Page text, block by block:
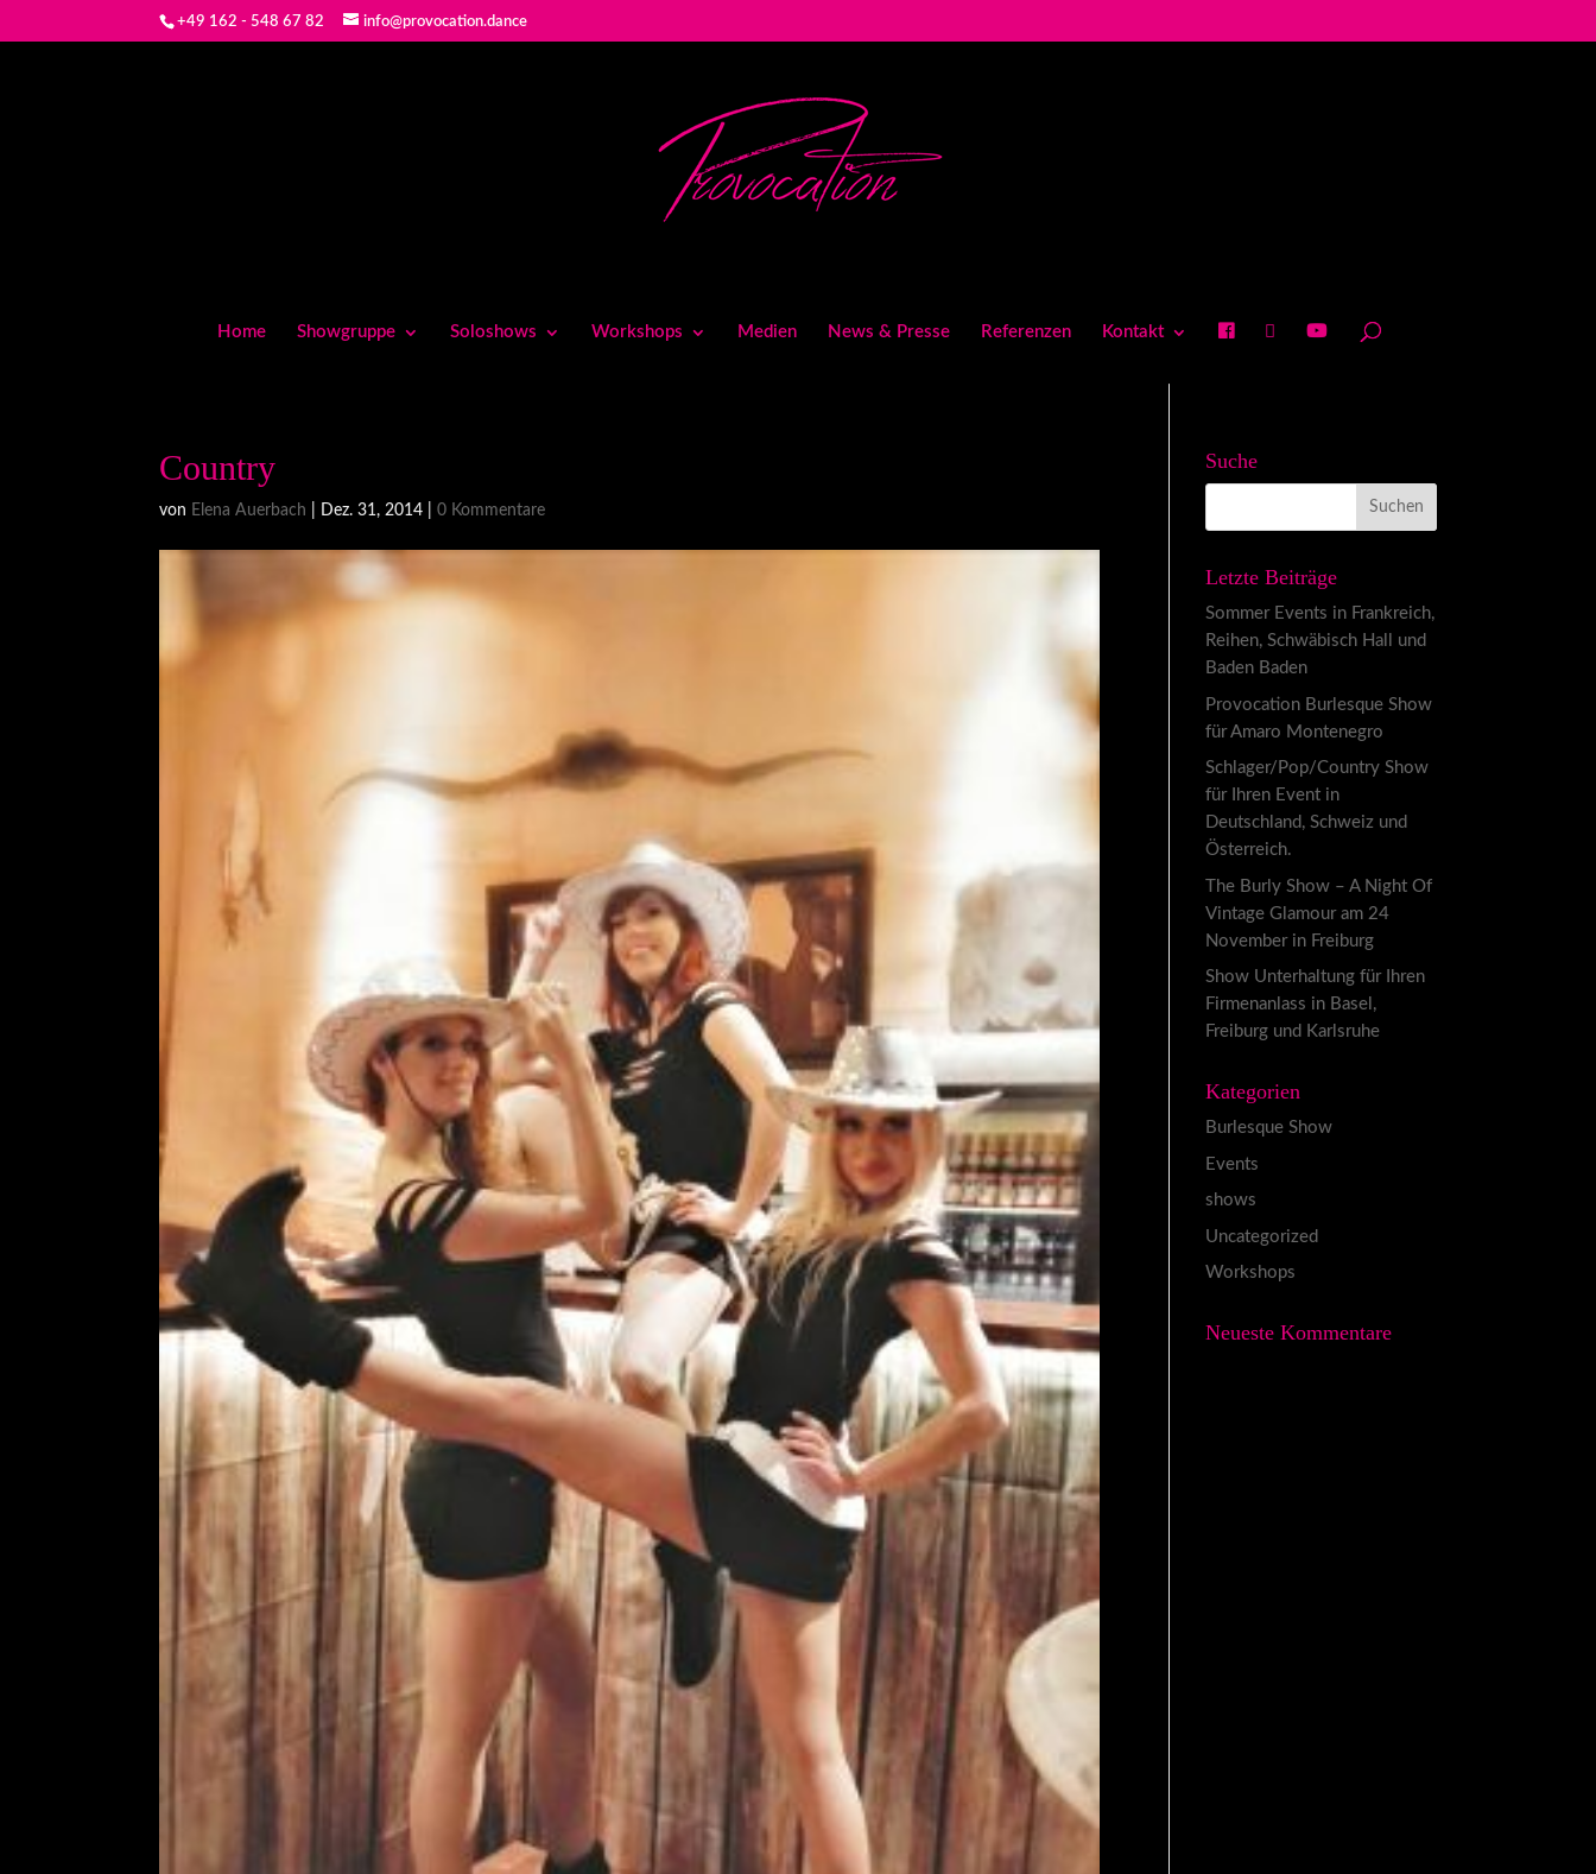
+49 162 - 548 67 82 info@provocation.dance
Home Showgruppe Soloshows Workshops Medien News & Presse Referenzen Kontakt
Country
von Elena Auerbach Dez. 31, 2014 |0 Kommentare
Suche
Letzte Beiträge
Sommer Events in Frankreich,
Reihen, Schwäbisch Hall und
Baden Baden
Provocation Burlesque Show
für Amaro Montenegro
Schlager/Pop/Country Show
für Ihren Event in
Deutschland, Schweiz und
Österreich.
The Burly Show – A Night Of
Vintage Glamour am 24
November in Freiburg
Show Unterhaltung für Ihren
Firmenanlass in Basel,
Freiburg und Karlsruhe
Kategorien
Burlesque Show
Events
shows
Uncategorized
Workshops
Neueste Kommentare